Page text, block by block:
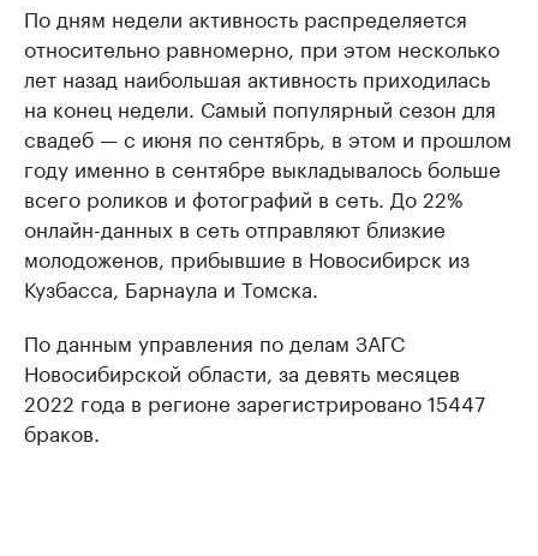
По дням недели активность распределяется
относительно равномерно, при этом несколько
лет назад наибольшая активность приходилась
на конец недели. Самый популярный сезон для
свадеб — с июня по сентябрь, в этом и прошлом
году именно в сентябре выкладывалось больше
всего роликов и фотографий в сеть. До 22%
онлайн-данных в сеть отправляют близкие
молодоженов, прибывшие в Новосибирск из
Кузбасса, Барнаула и Томска.
По данным управления по делам ЗАГС
Новосибирской области, за девять месяцев
2022 года в регионе зарегистрировано 15447
браков.